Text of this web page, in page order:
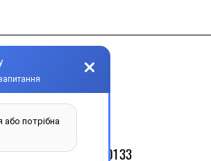
Контакти
+38 077 033 0133